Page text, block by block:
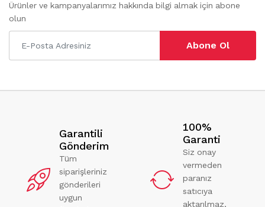
Ürünler ve kampanyalarımız hakkında bilgi almak için abone
olun
Abone Ol
Garantili
Gönderim
Tüm
siparişleriniz
gönderileri
uygun
100%
Garanti
Siz onay
vermeden
paranız
satıcıya
aktarılmaz,